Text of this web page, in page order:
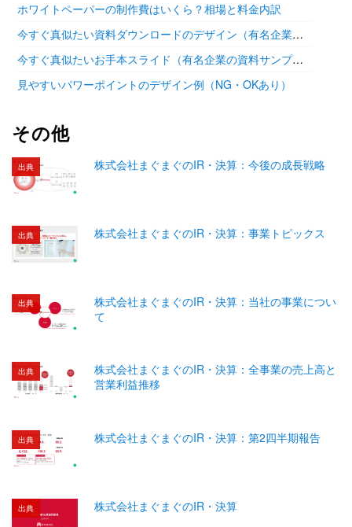
ホワイトペーパーの制作費はいくら？相場と料金内訳
今すぐ真似たい資料ダウンロードのデザイン（有名企業の参考あり）
今すぐ真似たいお手本スライド（有名企業の資料サンプル11選）
見やすいパワーポイントのデザイン例（NG・OKあり）
その他
出典 株式会社まぐまぐのIR・決算：今後の成長戦略
出典 株式会社まぐまぐのIR・決算：事業トピックス
出典
株式会社まぐまぐのIR・決算：当社の事業につい
て
出典
株式会社まぐまぐのIR・決算：全事業の売上高と
営業利益推移
出典 株式会社まぐまぐのIR・決算：第2四半期報告
出典 株式会社まぐまぐのIR・決算